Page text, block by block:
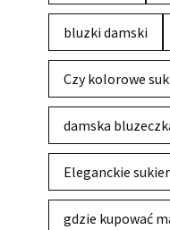
bluzki damski
Czy kolorowe
damska
Eleganckie
gdzie kupować